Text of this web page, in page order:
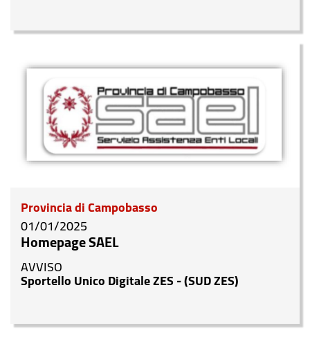
Provincia di Campobasso
01/01/2025
Homepage SAEL
AVVISO
Sportello Unico Digitale ZES - (SUD ZES)